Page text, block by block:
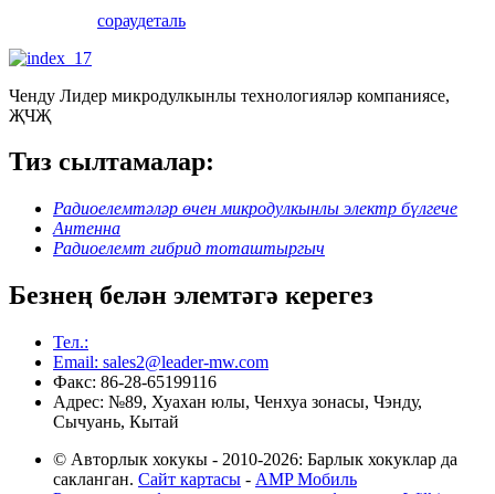
сораудеталь
Ченду Лидер микродулкынлы технологияләр компаниясе,
ҖЧҖ
Тиз сылтамалар:
Радиоелемтәләр өчен микродулкынлы электр бүлгече
Антенна
Радиоелемт гибрид тоташтыргыч
Безнең белән элемтәгә керегез
Тел.:
Email: sales2@leader-mw.com
Факс: 86-28-65199116
Адрес: №89, Хуахан юлы, Ченхуа зонасы, Чэнду,
Сычуань, Кытай
© Авторлык хокукы - 2010-2026: Барлык хокуклар да
сакланган. Сайт картасы - AMP Мобиль